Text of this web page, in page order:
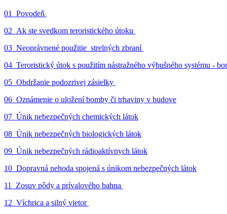
01_Povodeň
02_Ak ste svedkom teroristického útoku
03_Neoprávnené použitie strelných zbraní
04_Teroristický útok s použitím nástražného výbušného systému -
05_Obdržanie podozrivej zásielky
06_Oznámenie o uložení bomby či trhaviny v budove
07_Únik nebezpečných chemických látok
08_Únik nebezpečných biologických látok
09_Únik nebezpečných rádioaktívnych látok
10_Dopravná nehoda spojená s únikom nebezpečných látok
11_Zosuv pôdy a prívalového bahna
12_Víchrica a silný vietor